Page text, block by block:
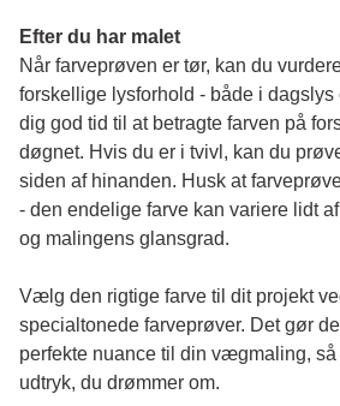
Efter du har malet
Når farveprøven er tør, kan du
forskellige lysforhold - både i dagslys
dig god tid til at betragte farven på
døgnet. Hvis du er i tvivl, kan du
siden af hinanden. Husk at
- den endelige farve kan variere lidt
og malingens glansgrad.
Vælg den rigtige farve til dit projekt
specialtonede farveprøver. Det gør
perfekte nuance til din vægmaling,
udtryk, du drømmer om.